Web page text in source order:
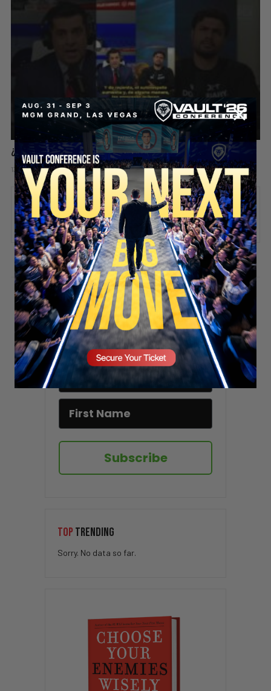
¿Quieres Más Confianza? Empieza Con Estas 3 Cosas
13 hours ago Add comment Valuetainment Media
ADD COMMENT
You must belogged into post a comment.
Stay updated!
Sign up here to receive VT's daily
newsletter in your email inbox.
Subscribe
TOP TRENDING
Sorry. No data so far.
SECURE YOUR SEAT